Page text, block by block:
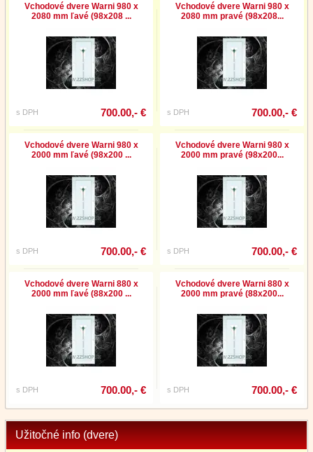
Vchodové dvere Warni 980 x
2080 mm ľavé (98x208 ...
s DPH 700.00,- €
Vchodové dvere Warni 980 x
2080 mm pravé (98x208...
s DPH 700.00,- €
Vchodové dvere Warni 980 x
2000 mm ľavé (98x200 ...
s DPH 700.00,- €
Vchodové dvere Warni 980 x
2000 mm pravé (98x200...
s DPH 700.00,- €
Vchodové dvere Warni 880 x
2000 mm ľavé (88x200 ...
s DPH 700.00,- €
Vchodové dvere Warni 880 x
2000 mm pravé (88x200...
s DPH 700.00,- €
Užitočné info (dvere)